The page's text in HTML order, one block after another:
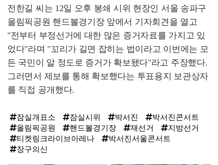
전한길 씨는 12일 오후 봉쇄 시위 현장인 서울 송파구
올림픽공원 핸드볼경기장 앞에서 기자회견을 열고
"전부터 부정선거에 대한 많은 증거자료를 가지고 있
었다"라며 "꼬리가 길면 잡히는 법이라고 이번에는 모
든 국민이 알 정도로 증거가 확보됐다"라고 주장했다.
그러면서 제보를 통해 확보했다는 투표용지 보관상자
를 직접 공개했다.
잠실개표소 잠실시위 박서진
박서진콘서트
올림픽공원
핸드볼경기장 재선거
지방선거
티켓링크라이브아레나
박서진서울콘서트
장구의신